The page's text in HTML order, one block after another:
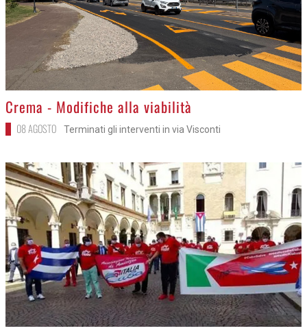
>
Crema - Modifiche alla viabilità
08 AGOSTO Terminati gli interventi in via Visconti